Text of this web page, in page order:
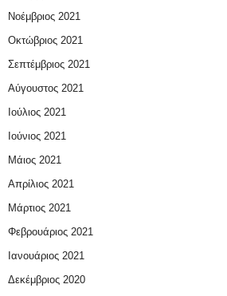
Νοέμβριος 2021
Οκτώβριος 2021
Σεπτέμβριος 2021
Αύγουστος 2021
Ιούλιος 2021
Ιούνιος 2021
Μάιος 2021
Απρίλιος 2021
Μάρτιος 2021
Φεβρουάριος 2021
Ιανουάριος 2021
Δεκέμβριος 2020